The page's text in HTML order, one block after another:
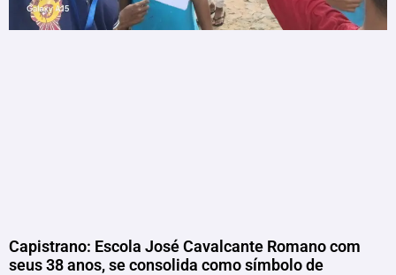
Capistrano: Escola José Cavalcante Romano com
seus 38 anos, se consolida como símbolo de